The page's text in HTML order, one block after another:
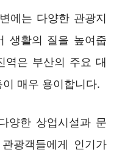
에는 다양한 관광지
생활의 질을 높여줍
역은 부산의 주요 대
매우 용이합니다.
양한 상업시설과 문
광객들에게 인기가